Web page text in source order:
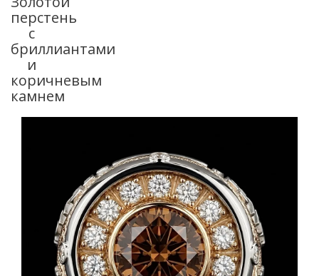
перстень
с
бриллиантами
и
коричневым
камнем